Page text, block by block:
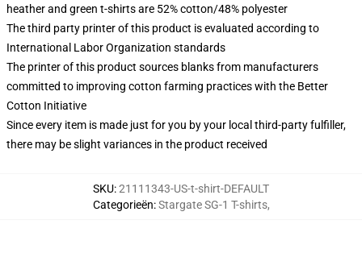
heather and green t-shirts are 52% cotton/48% polyester
The third party printer of this product is evaluated according to
International Labor Organization standards
The printer of this product sources blanks from manufacturers
committed to improving cotton farming practices with the Better
Cotton Initiative
Since every item is made just for you by your local third-party fulfiller,
there may be slight variances in the product received
SKU:21111343-US-t-shirt-DEFAULT
Categorieën:Stargate SG-1 T-shirts,